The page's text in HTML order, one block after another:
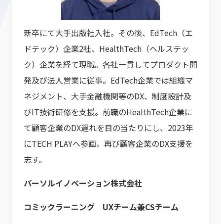
新卒にて大手出版社入社。その後、EdTech（エ
ドテック）企業2社、HealthTech（ヘルステッ
ク）企業を経て現職。各社一貫してプロダクト開
発及び法人営業に従事。EdTech企業では組織マ
ネジメント、大手金融機関等のDX、制度設計及
びIT技術研修を支援。前職のHealthTech企業に
て顧客企業のDX遅れを目の当たりにし、2023年
にTECH PLAYへ参画。再び顧客企業のDX支援を
志す。
パーソルイノベーション株式会社
コミックラーニング UXチーム兼CSチーム